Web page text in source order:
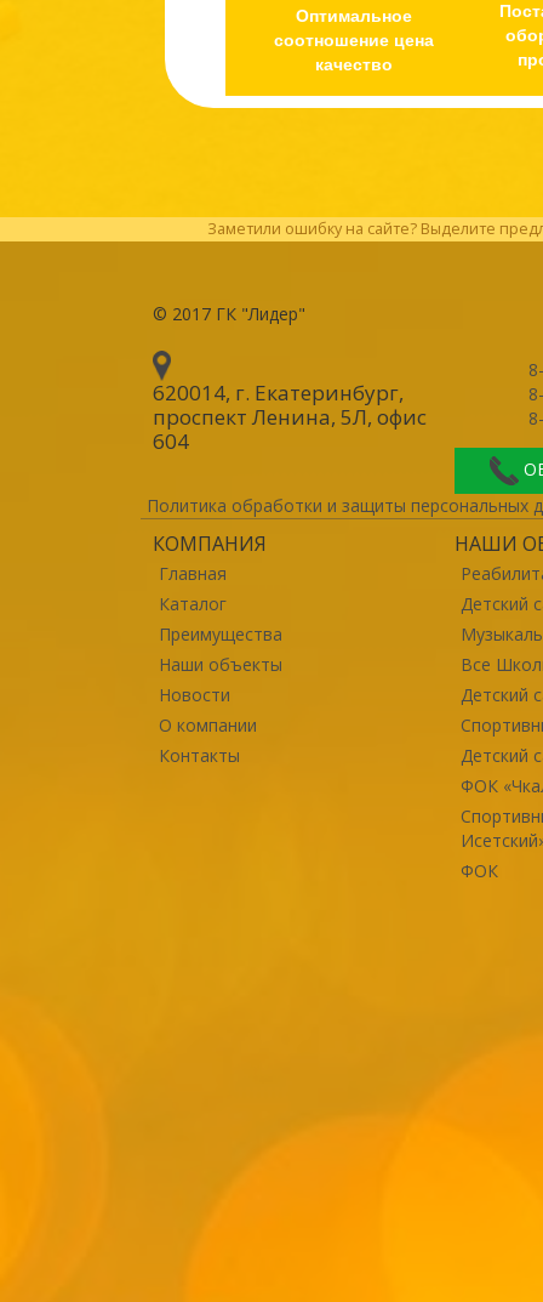
Оптимальное
соотношение цена
качество
Заметили ошибку на сайте? Выделите
© 2017 ГК "Лидер"
620014, г. Екатеринбург,
проспект Ленина, 5Л, офис
604
Политика обработки и защиты персональных
КОМПАНИЯ
Главная
Каталог
Преимущества
Наши объекты
Новости
О компании
Контакты
НАШИ
Детский
Все
Детский
Детский
ФОК
ФОК